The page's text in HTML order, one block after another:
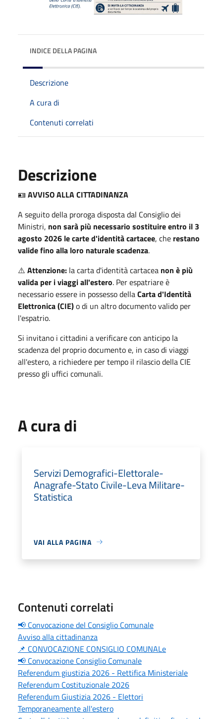
INDICE DELLA PAGINA
Descrizione
A cura di
Contenuti correlati
Descrizione
🪪 AVVISO ALLA CITTADINANZA
A seguito della proroga disposta dal Consiglio dei
Ministri, non sarà più necessario sostituire entro il 3
agosto 2026 le carte d'identità cartacee, che restano
valide fino alla loro naturale scadenza.
⚠️ Attenzione: la carta d'identità cartacea non è più
valida per i viaggi all'estero. Per espatriare è
necessario essere in possesso dellaCarta d'Identità
Elettronica (CIE)o di un altro documento valido per
l'espatrio.
Si invitano i cittadini a verificare con anticipo la
scadenza del proprio documento e, in caso di viaggi
all'estero, a richiedere per tempo il rilascio della CIE
presso gli uffici comunali.
A cura di
Servizi Demografici-Elettorale-
Anagrafe-Stato Civile-Leva Militare-
Statistica
VAI ALLA PAGINA
Contenuti correlati
📢 Convocazione del Consiglio Comunale
Avviso alla cittadinanza
📌 CONVOCAZIONE CONSIGLIO COMUNALe
📢 Convocazione Consiglio Comunale
Referendum giustizia 2026 - Rettifica Ministeriale
Referendum Costituzionale 2026
Referendum Giustizia 2026 - Elettori
Temporaneamente all'estero